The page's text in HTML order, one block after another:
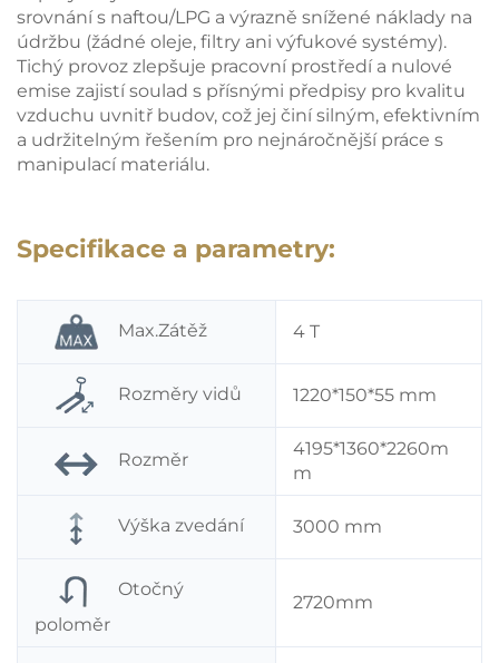
srovnání s naftou/LPG a výrazně snížené náklady na
údržbu (žádné oleje, filtry ani výfukové systémy).
Tichý provoz zlepšuje pracovní prostředí a nulové
emise zajistí soulad s přísnými předpisy pro kvalitu
vzduchu uvnitř budov, což jej činí silným, efektivním
a udržitelným řešením pro nejnáročnější práce s
manipulací materiálu.
Specifikace a parametry:
Max.Zátěž 4 T
Rozměry vidů 1220*150*55 mm
Rozměr
4195*1360*2260m
m
Výška zvedání 3000 mm
Otočný
poloměr
2720mm